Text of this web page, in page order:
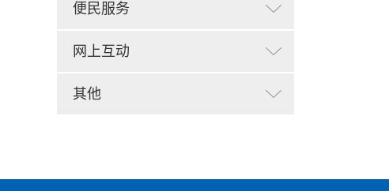
便民服务
网上互动
其他